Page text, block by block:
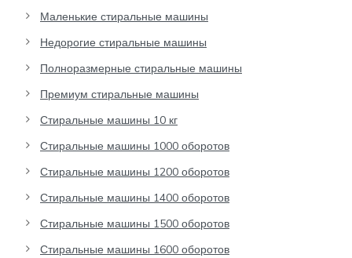
Маленькие стиральные машины
Недорогие стиральные машины
Полноразмерные стиральные машины
Премиум стиральные машины
Стиральные машины 10 кг
Стиральные машины 1000 оборотов
Стиральные машины 1200 оборотов
Стиральные машины 1400 оборотов
Стиральные машины 1500 оборотов
Стиральные машины 1600 оборотов